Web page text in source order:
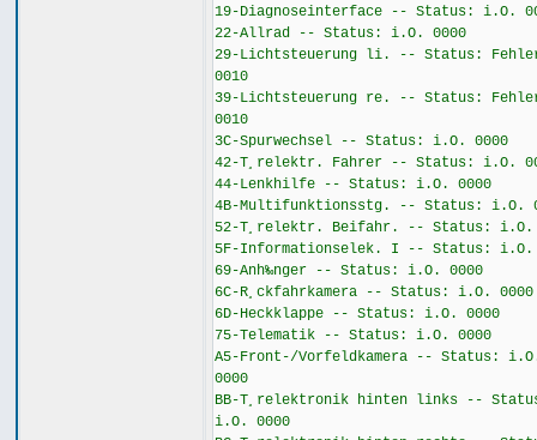
19-Diagnoseinterface -- Status: i.O.
22-Allrad -- Status: i.O. 0000
29-Lichtsteuerung li. -- Status:
0010
39-Lichtsteuerung re. -- Status:
0010
3C-Spurwechsel -- Status: i.O. 0000
42-T¸relektr. Fahrer -- Status: i.O.
44-Lenkhilfe -- Status: i.O. 0000
4B-Multifunktionsstg. -- Status: i.O.
52-T¸relektr. Beifahr. -- Status: i.O.
5F-Informationselek. I -- Status: i.O.
69-Anh‰nger -- Status: i.O. 0000
6C-R¸ckfahrkamera -- Status: i.O. 0000
6D-Heckklappe -- Status: i.O. 0000
75-Telematik -- Status: i.O. 0000
A5-Front-/Vorfeldkamera -- Status:
0000
BB-T¸relektronik hinten links --
i.O. 0000